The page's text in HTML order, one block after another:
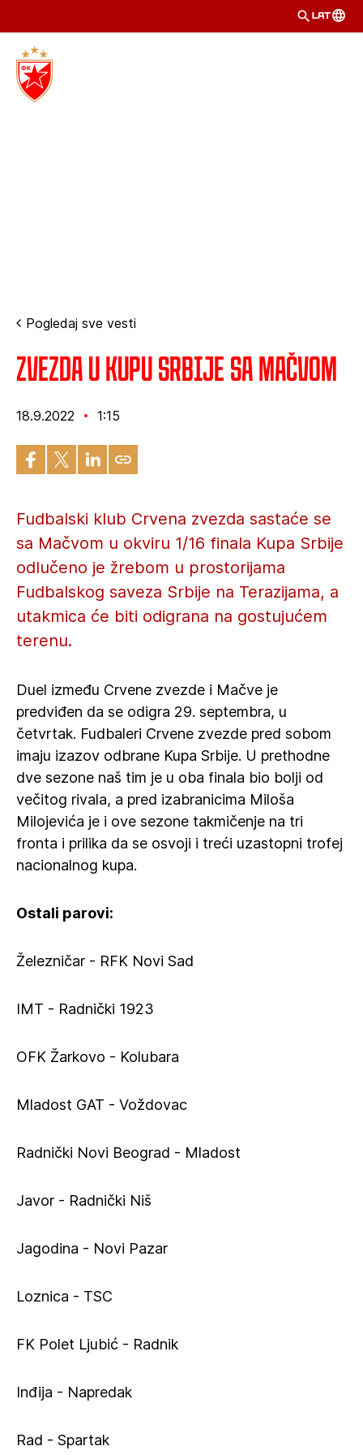
LAT
Pogledaj sve vesti
Zvezda u Kupu Srbije sa Mačvom
18.9.2022 1:15
Fudbalski klub Crvena zvezda sastaće se
sa Mačvom u okviru 1/16 finala Kupa Srbije
odlučeno je žrebom u prostorijama
Fudbalskog saveza Srbije na Terazijama, a
utakmica će biti odigrana na gostujućem
terenu.
Duel između Crvene zvezde i Mačve je
predviđen da se odigra 29. septembra, u
četvrtak. Fudbaleri Crvene zvezde pred sobom
imaju izazov odbrane Kupa Srbije. U prethodne
dve sezone naš tim je u oba finala bio bolji od
večitog rivala, a pred izabranicima Miloša
Milojevića je i ove sezone takmičenje na tri
fronta i prilika da se osvoji i treći uzastopni trofej
nacionalnog kupa.
Ostali parovi:
Železničar - RFK Novi Sad
IMT - Radnički 1923
OFK Žarkovo - Kolubara
Mladost GAT - Voždovac
Radnički Novi Beograd - Mladost
Javor - Radnički Niš
Jagodina - Novi Pazar
Loznica - TSC
FK Polet Ljubić - Radnik
Inđija - Napredak
Rad - Spartak